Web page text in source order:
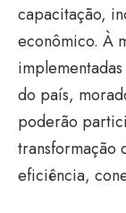
capacitação,
econômico. À
do país,
poderão
transformação
eficiência,